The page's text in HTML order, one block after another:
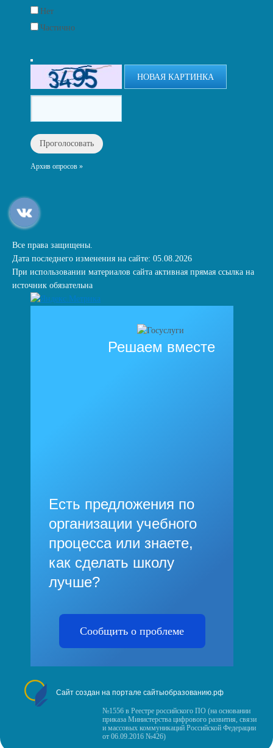
Нет
Частично
НОВАЯ КАРТИНКА
Архив опросов »
Все права защищены.
Дата последнего изменения на сайте: 05.08.2026
При использовании материалов сайта активная прямая ссылка на
источник обязательна
Решаем вместе
Есть предложения по
организации учебного
процесса или знаете,
как сделать школу
лучше?
Сообщить о проблеме
Сайт создан на портале сайтыобразованию.рф
№1556 в Реестре российского ПО (на основании
приказа Министерства цифрового развития, связи
и массовых коммуникаций Российской Федерации
от 06.09.2016 №426)